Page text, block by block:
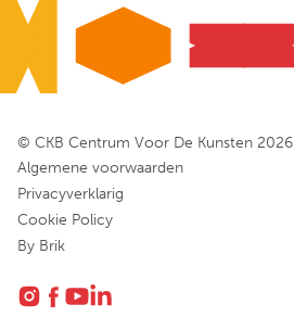
© CKB Centrum Voor De Kunsten 2026
Algemene voorwaarden
Privacyverklarig
Cookie Policy
By Brik